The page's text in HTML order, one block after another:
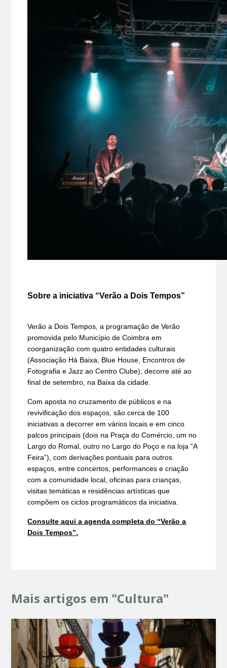
Sobre a iniciativa “Verão a Dois Tempos”
Verão a Dois Tempos, a programação de Verão
promovida pelo Município de Coimbra em
coorganização com quatro entidades culturais
(Associação Há Baixa, Blue House, Encontros de
Fotografia e Jazz ao Centro Clube), decorre até ao
final de setembro, na Baixa da cidade.
Com aposta no cruzamento de públicos e na
revivificação dos espaços, são cerca de 100
iniciativas a decorrer em vários locais e em cinco
palcos principais (dois na Praça do Comércio, um no
Largo do Romal, outro no Largo do Poço e na loja “A
Feira”), com derivações pontuais para outros
espaços, entre concertos, performances e criação
com a comunidade local, oficinas para crianças,
visitas temáticas e residências artísticas que
compõem os ciclos programáticos da iniciativa.
Consulte aqui a agenda completa do “Verão a
Dois Tempos”.
Mais artigos em "Cultura"